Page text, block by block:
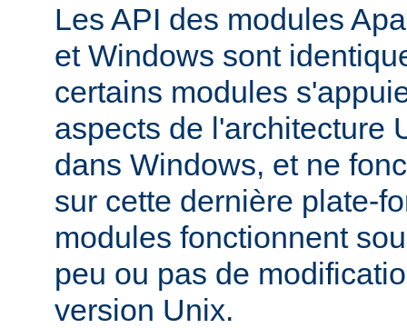
Les API des modules
et Windows sont
certains modules
aspects de l'architecture
dans Windows, et ne
sur cette dernière plate-
modules fonctionnent
peu ou pas de
version Unix.